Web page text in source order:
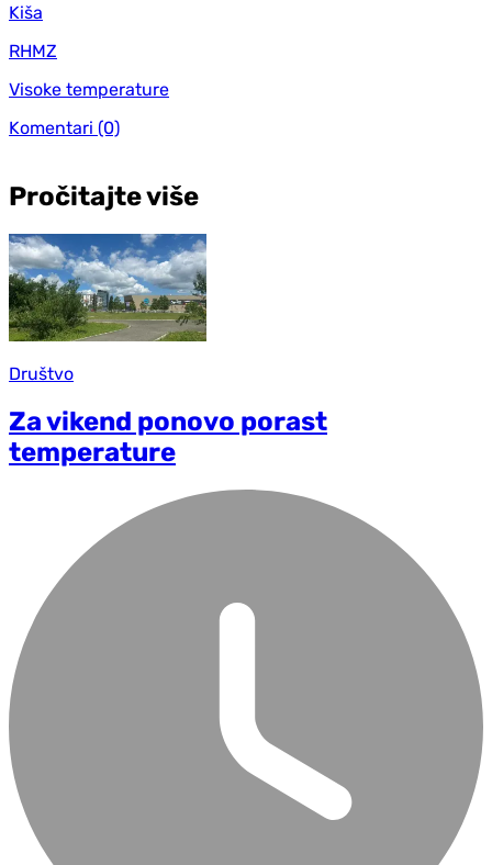
Kiša
RHMZ
Visoke temperature
Komentari (0)
Pročitajte više
Društvo
Za vikend ponovo porast
temperature